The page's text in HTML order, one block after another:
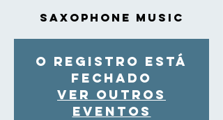
Saxophone Music
O registro está
fechado
Ver outros
eventos